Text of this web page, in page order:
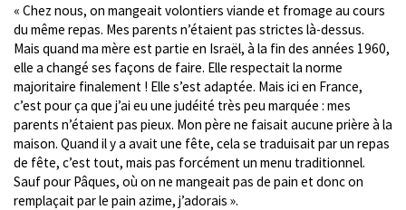
« Chez nous, on mangeait volontiers viande et fromage au cours
du même repas. Mes parents n’étaient pas strictes là-dessus.
Mais quand ma mère est partie en Israël, à la fin des années 1960,
elle a changé ses façons de faire. Elle respectait la norme
majoritaire finalement ! Elle s’est adaptée. Mais ici en France,
c’est pour ça que j’ai eu une judéité très peu marquée : mes
parents n’étaient pas pieux. Mon père ne faisait aucune prière à la
maison. Quand il y a avait une fête, cela se traduisait par un repas
de fête, c’est tout, mais pas forcément un menu traditionnel.
Sauf pour Pâques, où on ne mangeait pas de pain et donc on
remplaçait par le pain azime, j’adorais ».